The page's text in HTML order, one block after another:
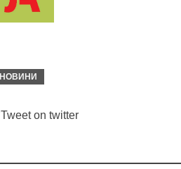
НОВИНИ
Tweet on twitter